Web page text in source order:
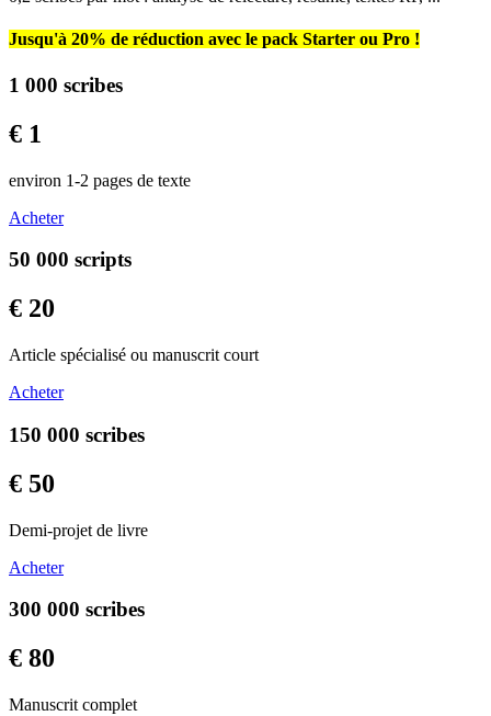
Jusqu'à 20% de réduction avec le pack Starter ou Pro !
1 000 scribes
€ 1
environ 1-2 pages de texte
Acheter
50 000 scripts
€ 20
Article spécialisé ou manuscrit court
Acheter
150 000 scribes
€ 50
Demi-projet de livre
Acheter
300 000 scribes
€ 80
Manuscrit complet